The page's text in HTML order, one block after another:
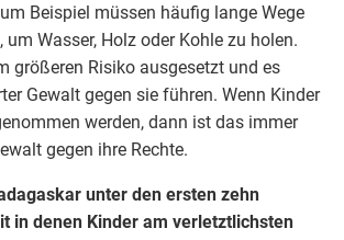
Beispiel müssen häufig lange Wege
um Wasser, Holz oder Kohle zu holen.
größeren Risiko ausgesetzt und es
Gewalt gegen sie führen. Wenn Kinder
werden, dann ist das immer
gegen ihre Rechte.
unter den ersten zehn
in denen Kinder am verletztlichsten